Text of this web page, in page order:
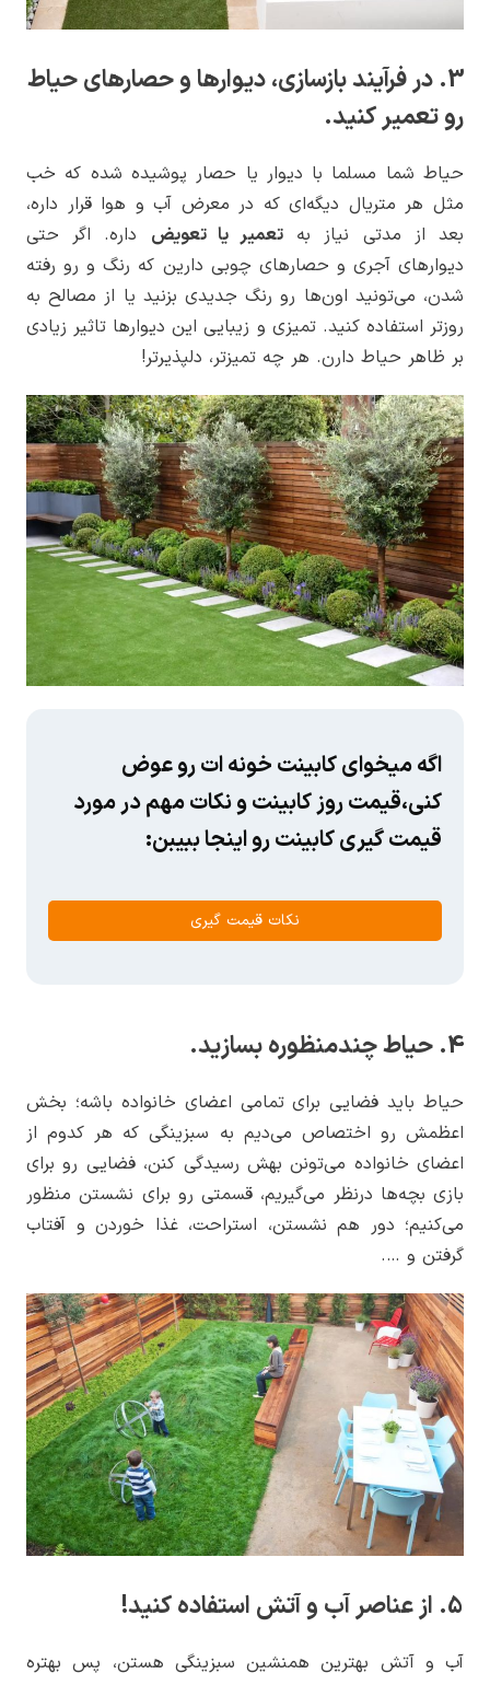
3. در فرآیند بازسازی، دیوارها و حصارهای حیاط
رو تعمیر کنید.
حیاط شما مسلما با دیوار یا حصار پوشیده شده که خب
مثل هر متریال دیگه‌ای که در معرض آب و هوا قرار داره،
بعد از مدتی نیاز به تعمیر یا تعویض داره. اگر حتی
دیوارهای آجری و حصارهای چوبی دارین که رنگ و رو رفته
شدن، می‌تونید اون‌ها رو رنگ جدیدی بزنید یا از مصالح به
روزتر استفاده کنید. تمیزی و زیبایی این دیوارها تاثیر زیادی
بر ظاهر حیاط دارن. هر چه تمیزتر، دلپذیرتر!
اگه میخوای کابینت خونه ات رو عوض
کنی،قیمت روز کابینت و نکات مهم در مورد
قیمت گیری کابینت رو اینجا ببیبن:
نکات قیمت گیری
4. حیاط چندمنظوره بسازید.
حیاط باید فضایی برای تمامی اعضای خانواده باشه؛ بخش
اعظمش رو اختصاص می‌دیم به سبزینگی که هر کدوم از
اعضای خانواده می‌تونن بهش رسیدگی کنن، فضایی رو برای
بازی بچه‌ها درنظر می‌گیریم، قسمتی رو برای نشستن منظور
می‌کنیم؛ دور هم نشستن، استراحت، غذا خوردن و آفتاب
گرفتن و ….
5. از عناصر آب و آتش استفاده کنید!
آب و آتش بهترین همنشین سبزینگی هستن، پس بهتره